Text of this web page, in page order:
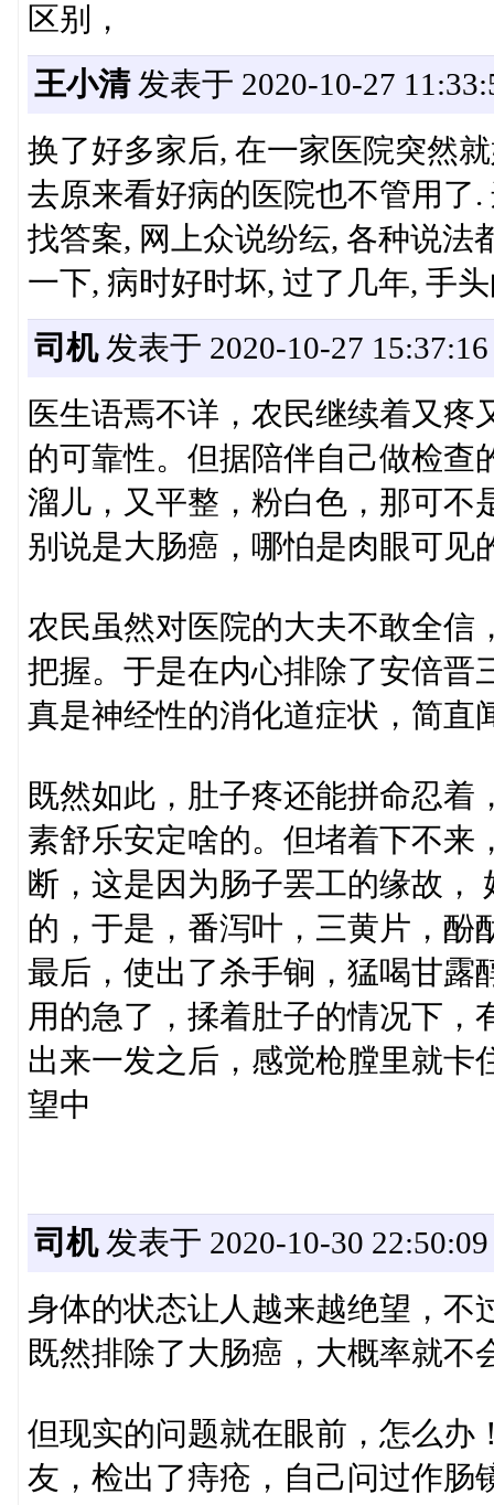
区别，
王小清发表于 2020-10-27
换了好多家后, 在一家医院突然
去原来看好病的医院也不管用了
找答案, 网上众说纷纭, 各种说法
一下, 病时好时坏, 过了几年, 手
司机发表于 2020-10-27 15:37:16
医生语焉不详，农民继续着又
的可靠性。但据陪伴自己做检查
溜儿，又平整，粉白色，那可不
别说是大肠癌，哪怕是肉眼可见
农民虽然对医院的大夫不敢全信
把握。于是在内心排除了安倍晋
真是神经性的消化道症状，简直
既然如此，肚子疼还能拼命忍
素舒乐安定啥的。但堵着下不来
断，这是因为肠子罢工的缘故，
的，于是，番泻叶，三黄片，酚
最后，使出了杀手锏，猛喝甘露
用的急了，揉着肚子的情况下，
出来一发之后，感觉枪膛里就卡
望中
司机发表于 2020-10-30 22:50:09
身体的状态让人越来越绝望，不
既然排除了大肠癌，大概率就不
但现实的问题就在眼前，怎么办
友，检出了痔疮，自己问过作肠